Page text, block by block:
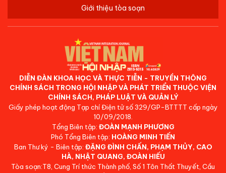
Giới thiệu tòa soạn
DIỄN ĐÀN KHOA HỌC VÀ THỰC TIỄN - TRUYỀN THÔNG
CHÍNH SÁCH TRONG HỘI NHẬP VÀ PHÁT TRIỂN THUỘC VIỆN
CHÍNH SÁCH, PHÁP LUẬT VÀ QUẢN LÝ
Giấy phép hoạt động Tạp chí Điện tử số 329/GP-BTTTT cấp ngày
10/09/2018.
Tổng Biên tập: ĐOÀN MẠNH PHƯƠNG
Phó Tổng Biên tập: HOÀNG MINH TIẾN
Ban Thư ký - Biên tập: ĐẶNG ĐÌNH CHẤN, PHẠM THỦY, CAO
HÀ, NHẬT QUANG, ĐOÀN HIẾU
Tòa soạn:T8, Cung Trí thức Thành phố, Số 1 Tôn Thất Thuyết, Cầu